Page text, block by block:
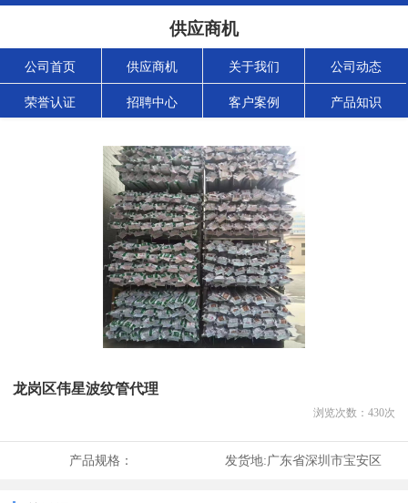
供应商机
公司首页 供应商机 关于我们 公司动态
荣誉认证 招聘中心 客户案例 产品知识
龙岗区伟星波纹管代理
浏览次数： 430次
产品规格： 发货地:广东省深圳市宝安区